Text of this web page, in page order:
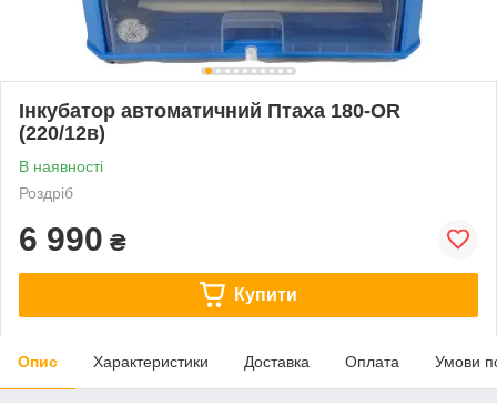
Інкубатор автоматичний Птаха 180-OR
(220/12в)
В наявності
Роздріб
6 990 ₴
Купити
Опис Характеристики Доставка Оплата Умови